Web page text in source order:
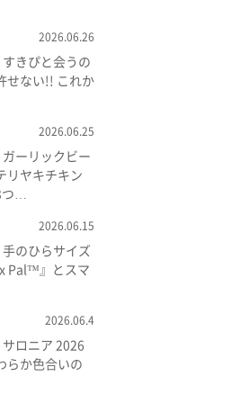
2026.06.26
きぴと会うの
せない!! これか
2026.06.25
ーリックビー
リヤキチキン
つ…
2026.06.15
のひらサイズ
Pal™』とスマ
2026.06.4
ロニア 2026
らか色合いの